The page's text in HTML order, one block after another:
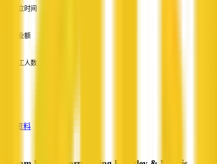
成立时间
营业额
员工人数
查看资料